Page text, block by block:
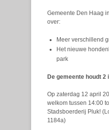
Gemeente Den Haag
over:
Meer verschillend
Het nieuwe
park
De gemeente houdt
Op zaterdag 12 april
welkom tussen 14:00
Stadsboerderij Pluk!
1184a)